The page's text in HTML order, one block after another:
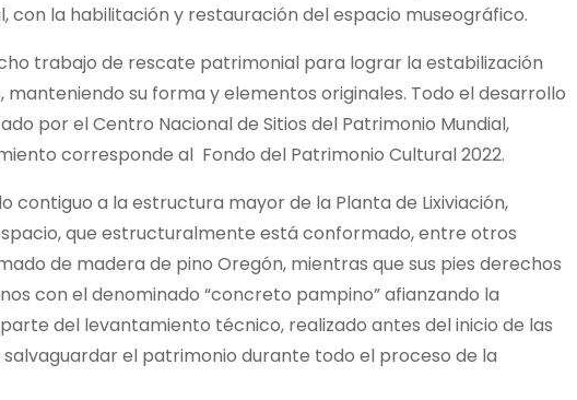
con la habilitación y restauración del espacio museográfico.
trabajo de rescate patrimonial para lograr la estabilización
su forma y elementos originales. Todo el desarrollo
por el Centro Nacional de Sitios del Patrimonio Mundial,
corresponde al Fondo del Patrimonio Cultural 2022.
contiguo a la estructura mayor de la Planta de Lixiviación,
que estructuralmente está conformado, entre otros
de madera de pino Oregón, mientras que sus pies derechos
con el denominado “concreto pampino” afianzando la
del levantamiento técnico, realizado antes del inicio de las
salvaguardar el patrimonio durante todo el proceso de la